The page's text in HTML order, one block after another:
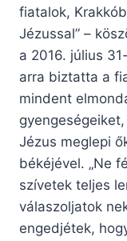
fiatalok,
Jézussal” –
a 2016. július
arra biztatta a
mindent
Jézus meglepi
békéjével. „Ne
szívetek teljes
válaszoljatok
engedjétek,